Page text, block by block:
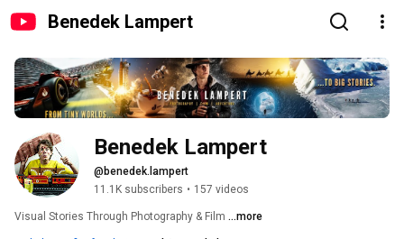
Benedek Lampert
Benedek Lampert
@benedek.lampert
11.1K subscribers • 157 videos
Visual Stories Through Photography & Film ...more